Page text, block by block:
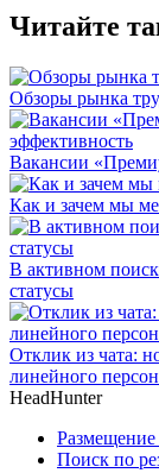
Читайте
Обзоры рынка
Вакансии
Как и зачем мы
В активном
статусы
Отклик из чата:
линейного
HeadHunter
Размещение
Поиск по